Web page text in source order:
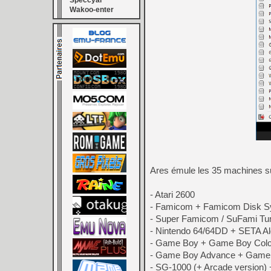
Wakoo-enter
Ares émule les 35 machines
- Atari 2600
- Famicom + Famicom Disk
- Super Famicom / SuFami
- Nintendo 64/64DD + SETA
- Game Boy + Game Boy
- Game Boy Advance +
- SG-1000 (+ Arcade version)